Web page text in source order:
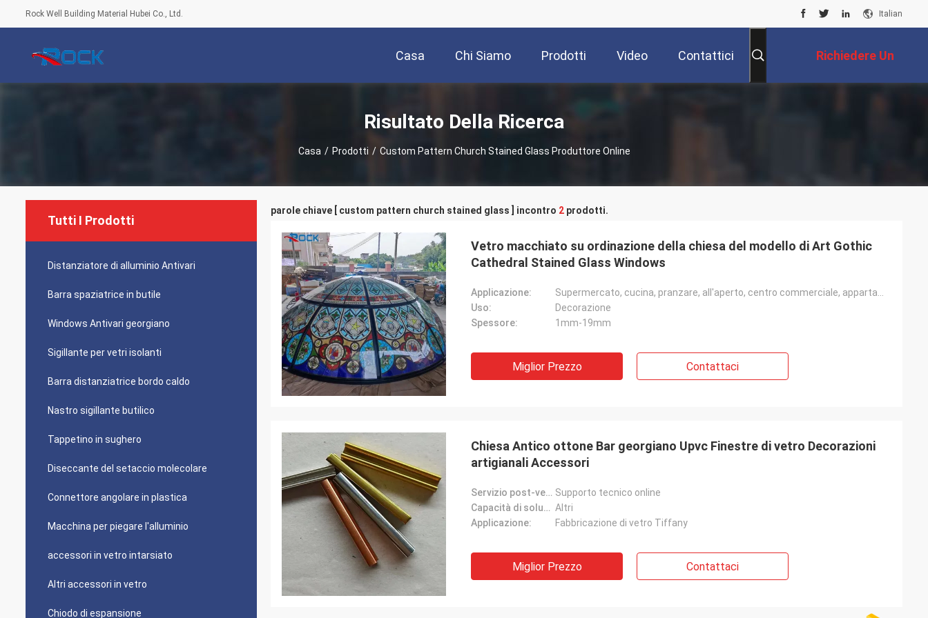
Rock Well Building Material Hubei Co., Ltd. Italian
Casa Chi Siamo Prodotti Video Contattici Richiedere Un
Preventivo
Risultato Della Ricerca
Casa / Prodotti / Custom Pattern Church Stained Glass Produttore Online
Tutti I Prodotti
Distanziatore di alluminio Antivari
Barra spaziatrice in butile
Windows Antivari georgiano
Sigillante per vetri isolanti
Barra distanziatrice bordo caldo
Nastro sigillante butilico
Tappetino in sughero
Diseccante del setaccio molecolare
Connettore angolare in plastica
Macchina per piegare l'alluminio
accessori in vetro intarsiato
Altri accessori in vetro
Chiodo di espansione
parole chiave [ custom pattern church stained glass ] incontro 2 prodotti.
Vetro macchiato su ordinazione della chiesa del modello di Art Gothic
Cathedral Stained Glass Windows
Applicazione:
Uso:
Decorazione
Spessore:
1mm-19mm
Miglior Prezzo Contattaci
Chiesa Antico ottone Bar georgiano Upvc Finestre di vetro Decorazioni
artigianali Accessori
Servizio post-vendita: Supporto tecnico online
Capacità di soluzione del progetto: Altri
Applicazione:
Fabbricazione di vetro Tiffany
Miglior Prezzo Contattaci